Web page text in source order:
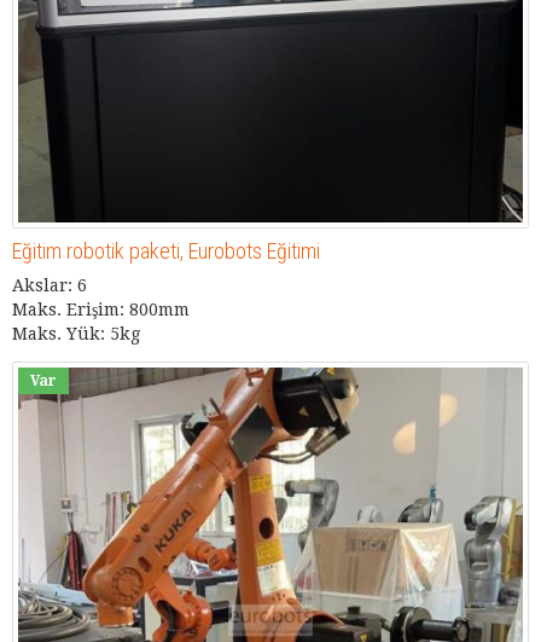
Eğitim robotik paketi, Eurobots Eğitimi
Akslar: 6
Maks. Erişim: 800mm
Maks. Yük: 5kg
Var